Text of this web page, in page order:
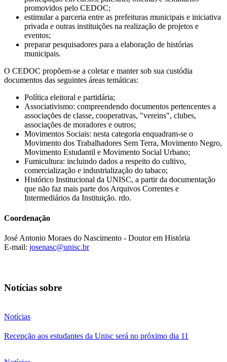
promovidos pelo CEDOC;
estimular a parceria entre as prefeituras municipais e iniciativa
privada e outras instituições na realização de projetos e
eventos;
preparar pesquisadores para a elaboração de histórias
municipais.
O CEDOC propõem-se a coletar e manter sob sua custódia
documentos das seguintes áreas temáticas:
Política eleitoral e partidária;
Associativismo: compreendendo documentos pertencentes a
associações de classe, cooperativas, "vereins", clubes,
associações de moradores e outros;
Movimentos Sociais: nesta categoria enquadram-se o
Movimento dos Trabalhadores Sem Terra, Movimento Negro,
Movimento Estudantil e Movimento Social Urbano;
Fumicultura: incluindo dados a respeito do cultivo,
comercialização e industrialização do tabaco;
Histórico Institucional da UNISC, a partir da documentação
que não faz mais parte dos Arquivos Correntes e
Intermediários da Instituição. rdo.
Coordenação
José Antonio Moraes do Nascimento - Doutor em História
E-mail: josenasc@unisc.br
Notícias sobre
Notícias
Recepção aos estudantes da Unisc será no próximo dia 11